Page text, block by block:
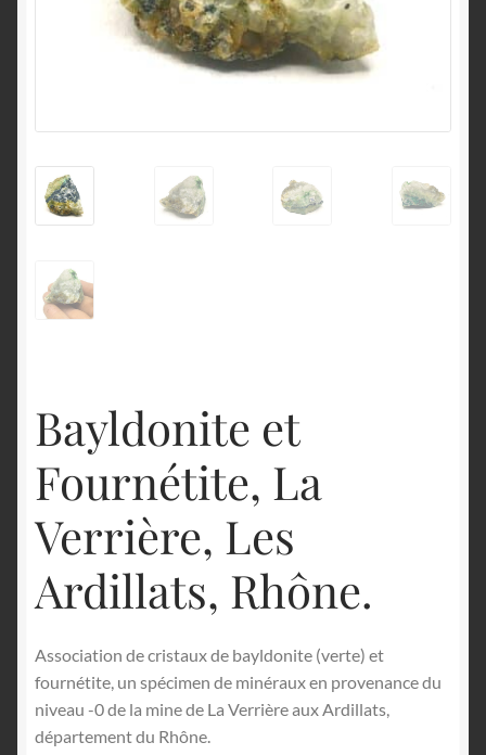
Bayldonite et
Fournétite, La
Verrière, Les
Ardillats, Rhône.
Association de cristaux de bayldonite (verte) et
fournétite, un spécimen de minéraux en provenance du
niveau -0 de la mine de La Verrière aux Ardillats,
département du Rhône.